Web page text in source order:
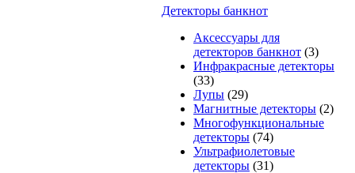
Детекторы банкнот
Аксессуары для
детекторов банкнот (3)
Инфракрасные детекторы
(33)
Лупы (29)
Магнитные детекторы (2)
Многофункциональные
детекторы (74)
Ультрафиолетовые
детекторы (31)